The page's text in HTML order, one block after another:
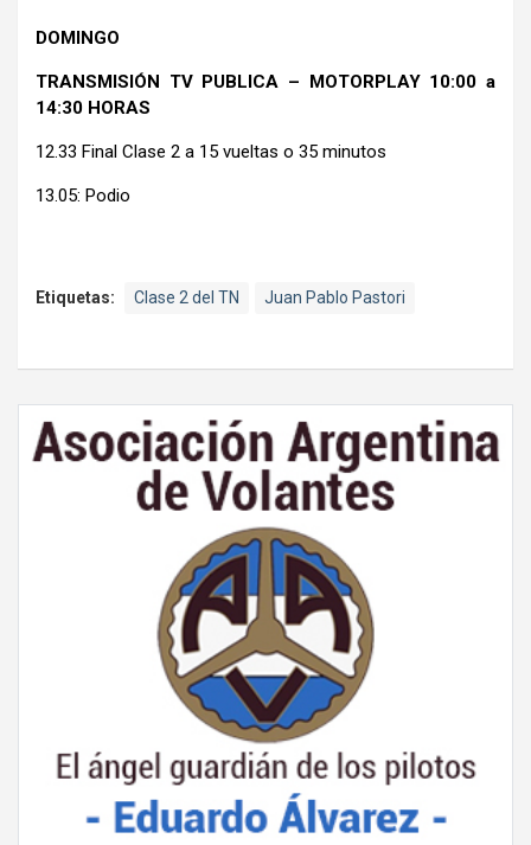
DOMINGO
TRANSMISIÓN TV PUBLICA – MOTORPLAY 10:00 a
14:30 HORAS
12.33 Final Clase 2 a 15 vueltas o 35 minutos
13.05: Podio
Etiquetas: Clase 2 del TN Juan Pablo Pastori